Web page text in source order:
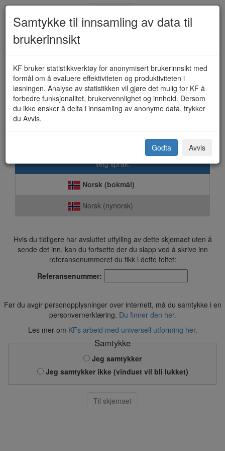
Oljeutskillere - oppfølging (KF-
471)
Velg språk:
Norsk (bokmål)
Norsk (nynorsk)
Hvis du tidligere har avsluttet utfylling av dette skjemaet uten å
sende det inn, kan du fortsette der du slapp ved å skrive inn
referansenummeret du fikk i dette feltet:
Referansenummer:
Før du avgir personopplysninger over internett, må du samtykke i en
personvernerklæring. Du finner den her.
Les mer om KFs arbeid med universell utforming her.
Samtykke
Jeg samtykker
Jeg samtykker ikke (vinduet vil bli lukket)
Til skjemaet
Samtykke til innsamling av data til
brukerinnsikt
KF bruker statistikkverktøy for anonymisert brukerinnsikt med
formål om å evaluere effektiviteten og produktiviteten i
løsningen. Analyse av statistikken vil gjøre det mulig for KF å
forbedre funksjonalitet, brukervennlighet og innhold. Dersom
du ikke ønsker å delta i innsamling av anonyme data, trykker
du Avvis.
Godta Avvis